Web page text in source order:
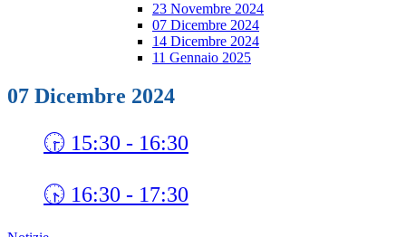
23 Novembre 2024
07 Dicembre 2024
14 Dicembre 2024
11 Gennaio 2025
07 Dicembre 2024
🕞 15:30 - 16:30
🕟 16:30 - 17:30